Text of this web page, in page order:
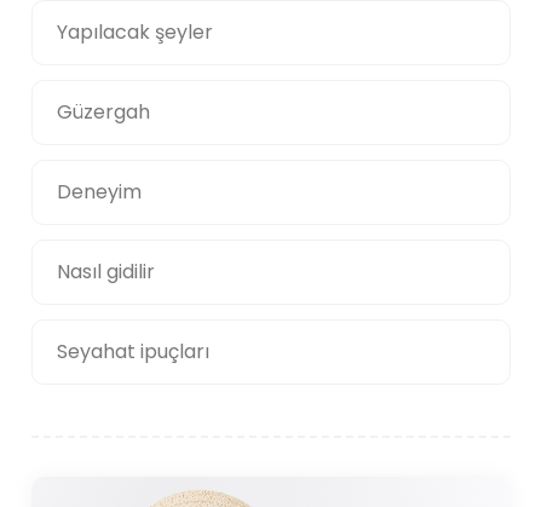
Yapılacak şeyler
Güzergah
Deneyim
Nasıl gidilir
Seyahat ipuçları